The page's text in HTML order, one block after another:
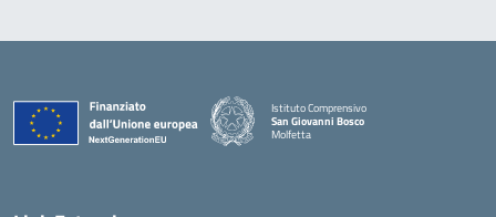
Istituto Comprensivo
San Giovanni Bosco
Molfetta